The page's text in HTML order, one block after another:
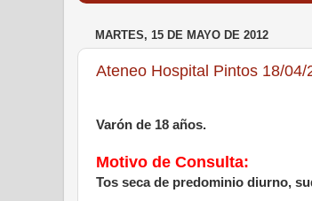
MARTES, 15 DE MAYO DE 2012
Ateneo Hospital Pintos 18/
Varón de 18 años.
Motivo de Consulta:
Tos seca de predominio diurno,